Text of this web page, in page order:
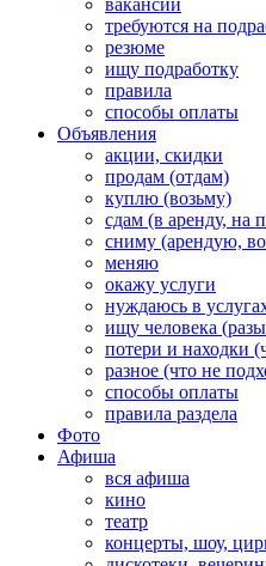
вакансии
требуются на
резюме
ищу подработку
правила
способы оплаты
Объявления
акции, скидки
продам (отдам)
куплю (возьму)
сдам (в аренду, на
сниму (арендую,
меняю
окажу услуги
нуждаюсь в
ищу человека
потери и находки
разное (что не
способы оплаты
правила раздела
Фото
Афиша
вся афиша
кино
театр
концерты, шоу,